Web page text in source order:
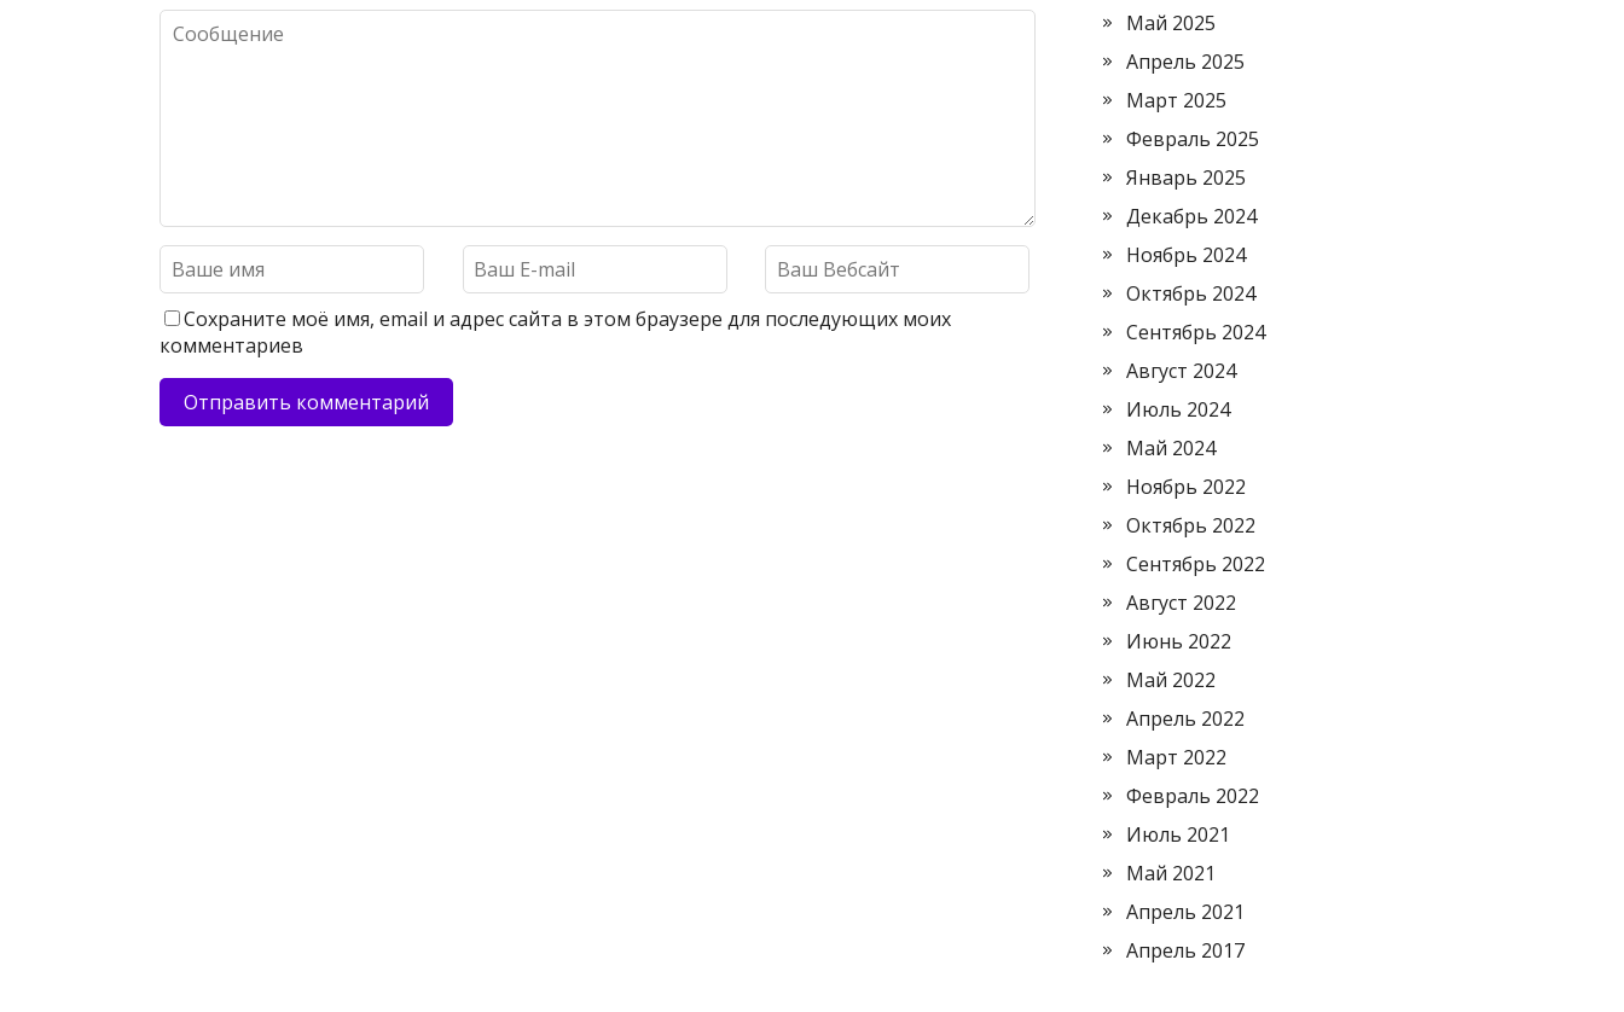
Сохраните моё имя, email и адрес сайта в этом браузере для последующих моих
комментариев
Май 2025
Апрель 2025
Март 2025
Февраль 2025
Январь 2025
Декабрь 2024
Ноябрь 2024
Октябрь 2024
Сентябрь 2024
Август 2024
Июль 2024
Май 2024
Ноябрь 2022
Октябрь 2022
Сентябрь 2022
Август 2022
Июнь 2022
Май 2022
Апрель 2022
Март 2022
Февраль 2022
Июль 2021
Май 2021
Апрель 2021
Апрель 2017